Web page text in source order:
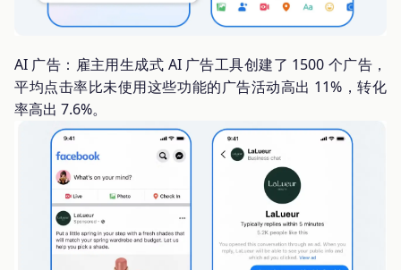
AI 广告：雇主用生成式 AI 广告工具创建了 1500 个广告，
平均点击率比未使用这些功能的广告活动高出 11%，转化
率高出 7.6%。